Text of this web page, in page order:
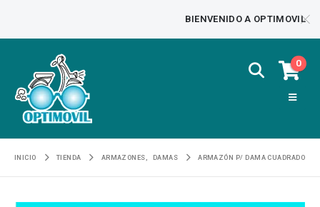
BIENVENIDO A OPTIMOVIL
0
INICIO TIENDA ARMAZONES DAMAS ARMAZÓN P/ DAMA CUADRADO